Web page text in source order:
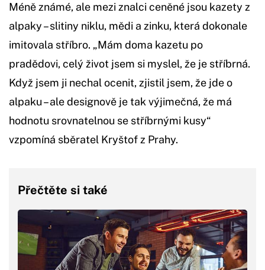
Méně známé, ale mezi znalci ceněné jsou kazety z
alpaky – slitiny niklu, mědi a zinku, která dokonale
imitovala stříbro. „Mám doma kazetu po
pradědovi, celý život jsem si myslel, že je stříbrná.
Když jsem ji nechal ocenit, zjistil jsem, že jde o
alpaku – ale designově je tak výjimečná, že má
hodnotu srovnatelnou se stříbrnými kusy“
vzpomíná sběratel Kryštof z Prahy.
Přečtěte si také